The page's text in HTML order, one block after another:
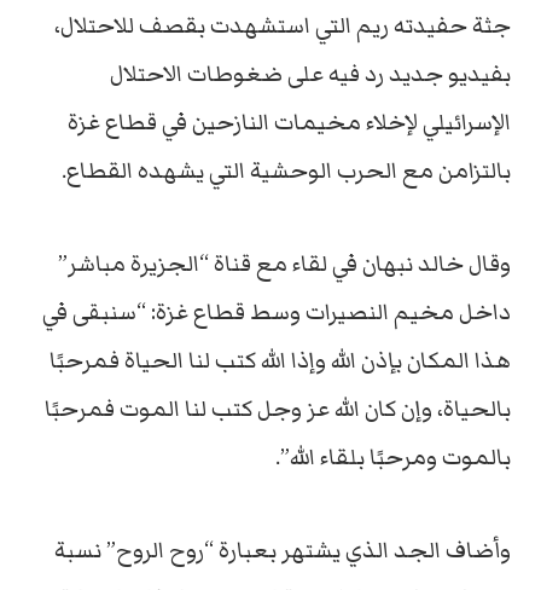
جثة حفيدته ريم التي استشهدت بقصف للاحتلال،
بفيديو جديد رد فيه على ضغوطات الاحتلال
الإسرائيلي لإخلاء مخيمات النازحين في قطاع غزة
بالتزامن مع الحرب الوحشية التي يشهده القطاع.
وقال خالد نبهان في لقاء مع قناة “الجزيرة مباشر”
داخل مخيم النصيرات وسط قطاع غزة: “سنبقى في
هذا المكان بإذن الله وإذا الله كتب لنا الحياة فمرحبًا
بالحياة، وإن كان الله عز وجل كتب لنا الموت فمرحبًا
بالموت ومرحبًا بلقاء الله”.
وأضاف الجد الذي يشتهر بعبارة “روح الروح” نسبة